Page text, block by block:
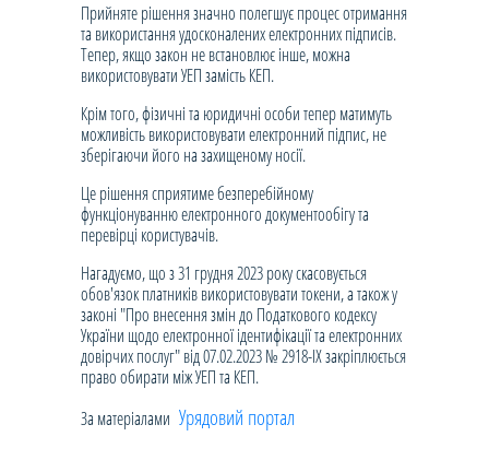
Прийняте рішення значно полегшує процес отримання
та використання удосконалених електронних підписів.
Тепер, якщо закон не встановлює інше, можна
використовувати УЕП замість КЕП.
Крім того, фізичні та юридичні особи тепер матимуть
можливість використовувати електронний підпис, не
зберігаючи його на захищеному носії.
Це рішення сприятиме безперебійному
функціонуванню електронного документообігу та
перевірці користувачів.
Нагадуємо, що з 31 грудня 2023 року скасовується
обов'язок платників використовувати токени, а також у
законі "Про внесення змін до Податкового кодексу
України щодо електронної ідентифікації та електронних
довірчих послуг" від 07.02.2023 № 2918-IX закріплюється
право обирати між УЕП та КЕП.
За матеріалами Урядовий портал